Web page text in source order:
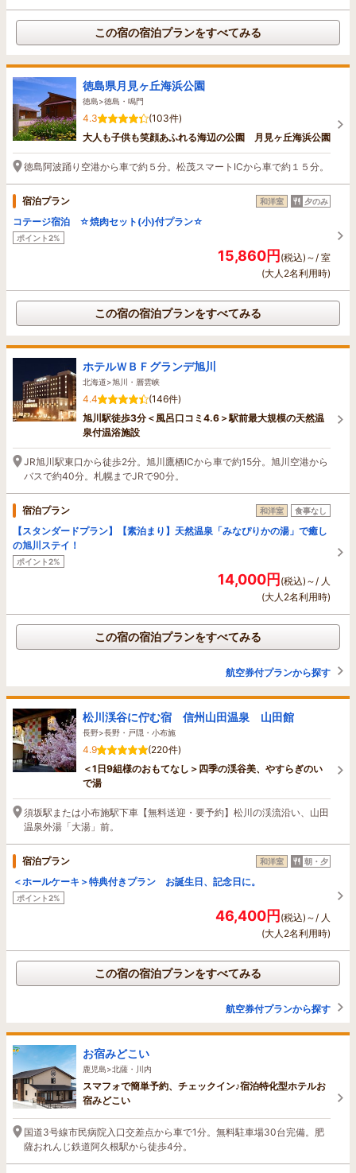
この宿の宿泊プランをすべてみる
徳島県月見ヶ丘海浜公園
徳島>徳島・鳴門
4.3
(103件)
大人も子供も笑顔あふれる海辺の公園 月見ヶ丘海浜公園
徳島阿波踊り空港から車で約５分。松茂スマートICから車で約１５分。
宿泊プラン 和洋室 夕のみ
コテージ宿泊 ☆焼肉セット(小)付プラン☆
ポイント2%
15,860円(税込)～/ 室
(大人2名利用時)
この宿の宿泊プランをすべてみる
ホテルＷＢＦグランデ旭川
北海道>旭川・層雲峡
4.4
(146件)
旭川駅徒歩3分＜風呂口コミ4.6＞駅前最大規模の天然温
泉付温浴施設
JR旭川駅東口から徒歩2分。旭川鷹栖ICから車で約15分。旭川空港から
バスで約40分。札幌までJRで90分。
宿泊プラン 和洋室 食事なし
【スタンダードプラン】【素泊まり】天然温泉「みなぴりかの湯」で癒し
の旭川ステイ！
ポイント2%
14,000円(税込)～/ 人
(大人2名利用時)
この宿の宿泊プランをすべてみる
航空券付プランから探す
松川渓谷に佇む宿 信州山田温泉 山田館
長野>長野・戸隠・小布施
4.9
(220件)
＜1日9組様のおもてなし＞四季の渓谷美、やすらぎのい
で湯
須坂駅または小布施駅下車【無料送迎・要予約】松川の渓流沿い、山田
温泉外湯「大湯」前。
宿泊プラン 和洋室 朝・夕
＜ホールケーキ＞特典付きプラン お誕生日、記念日に。
ポイント2%
46,400円(税込)～/ 人
(大人2名利用時)
この宿の宿泊プランをすべてみる
航空券付プランから探す
お宿みどこい
鹿児島>北薩・川内
スマフォで簡単予約、チェックイン♪宿泊特化型ホテルお
宿みどこい
国道3号線市民病院入口交差点から車で1分。無料駐車場30台完備。肥
薩おれんじ鉄道阿久根駅から徒歩4分。